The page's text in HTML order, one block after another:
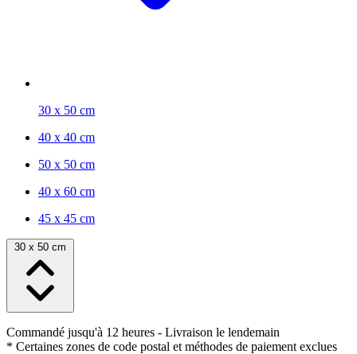
30 x 50 cm
40 x 40 cm
50 x 50 cm
40 x 60 cm
45 x 45 cm
30 x 50 cm
Commandé jusqu'à 12 heures - Livraison le lendemain
* Certaines zones de code postal et méthodes de paiement exclues